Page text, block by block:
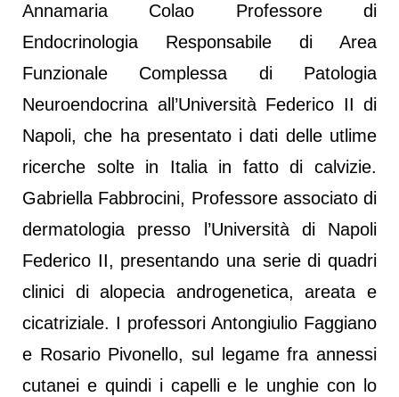
Annamaria Colao Professore di
Endocrinologia Responsabile di Area
Funzionale Complessa di Patologia
Neuroendocrina all’Università Federico II di
Napoli, che ha presentato i dati delle utlime
ricerche solte in Italia in fatto di calvizie.
Gabriella Fabbrocini, Professore associato di
dermatologia presso l’Università di Napoli
Federico II, presentando una serie di quadri
clinici di alopecia androgenetica, areata e
cicatriziale. I professori Antongiulio Faggiano
e Rosario Pivonello, sul legame fra annessi
cutanei e quindi i capelli e le unghie con lo